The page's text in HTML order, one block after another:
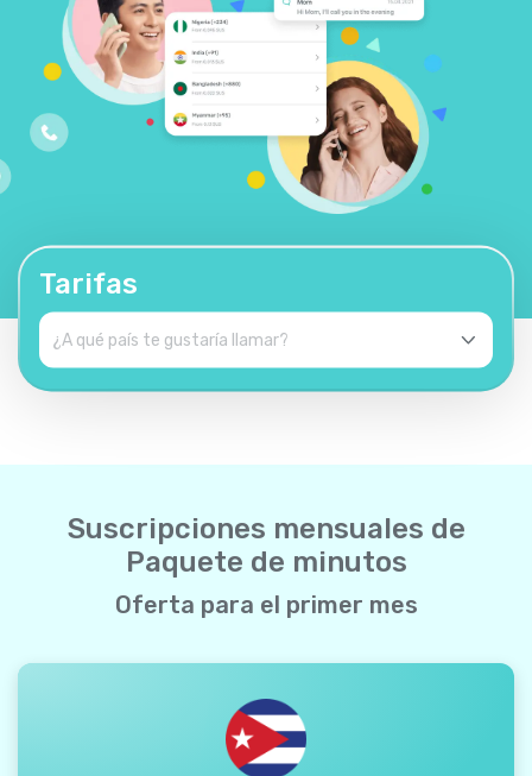
Tarifas
Suscripciones mensuales de
Paquete de minutos
Oferta para el primer mes